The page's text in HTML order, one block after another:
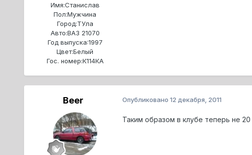
Имя:Станислав
Пол:Мужчина
Город:ТУла
Авто:ВАЗ 21070
Год выпуска:1997
Цвет:Белый
Гос. номер:К114КА
Beer Опубликовано 12 декабря, 2011
Таким образом в клубе теперь не 20